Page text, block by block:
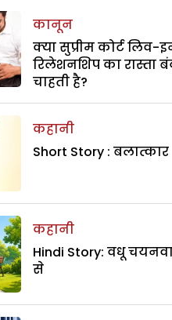
कानून
क्या सुप्रीम कोर्ट लिव-
रिलेशनशिप का रास्ता
चाहती है?
कहानी
Short Story : बलात्कार
कहानी
Hindi Story: वधू चयनवा
से